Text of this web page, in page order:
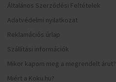
Általános Szerződési Feltételek
Adatvédelmi nyilatkozat
Reklamációs űrlap
Szállítási információk
Mikor kapom meg a megrendelt árut?
Miért a Koku.hu?